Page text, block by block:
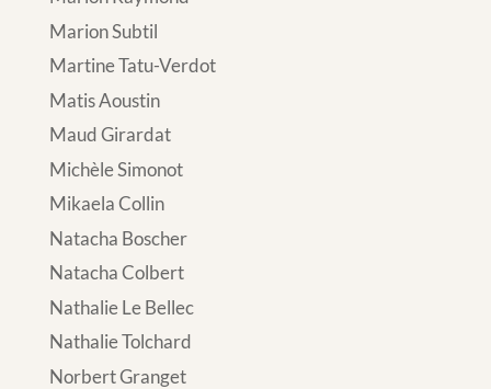
Marion Subtil
Martine Tatu-Verdot
Matis Aoustin
Maud Girardat
Michèle Simonot
Mikaela Collin
Natacha Boscher
Natacha Colbert
Nathalie Le Bellec
Nathalie Tolchard
Norbert Granget